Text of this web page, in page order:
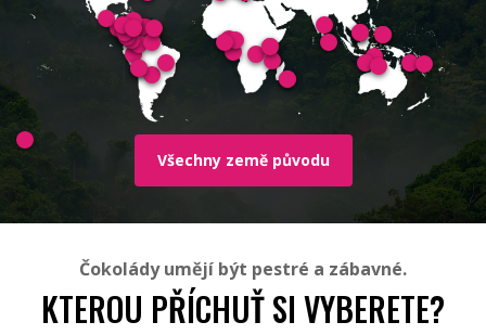
Millésime Chocolat Soklet
Všechny země původu
Čokolády umějí být pestré a zábavné.
KTEROU PŘÍCHUŤ SI VYBERETE?